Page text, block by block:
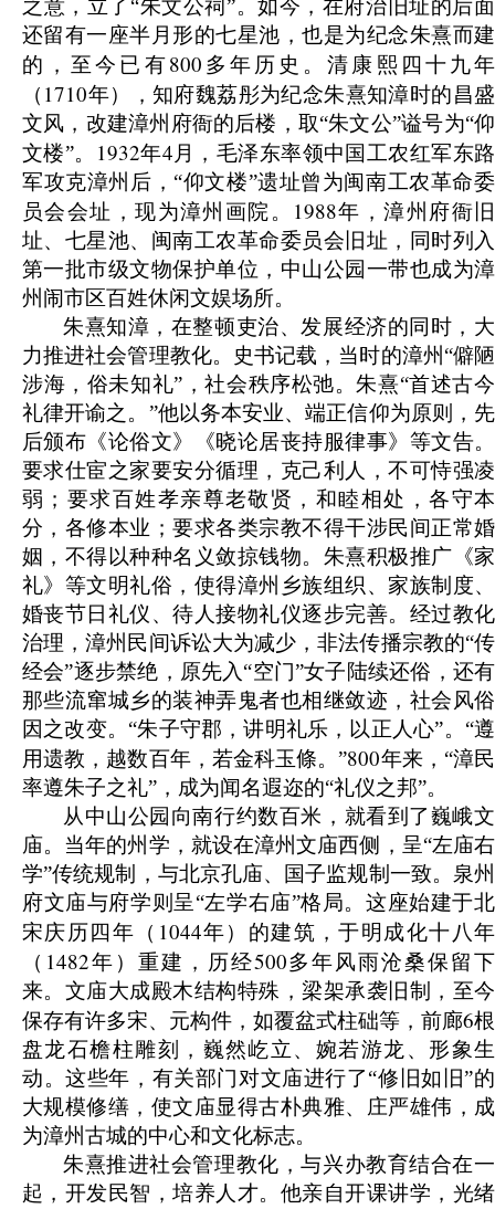
之意，立了“朱文公祠”。如今，在府治旧址的后面
还留有一座半月形的七星池，也是为纪念朱熹而建
的，至今已有800 多年历史。清康熙四十九年
（ 1710年），知府魏荔彤为纪念朱熹知漳时的昌盛
文风，改建漳州府衙的后楼，取“朱文公”谥号为“仰
文楼”。
1932年4 月，毛泽东率领中国工农红军东路
军攻克漳州后，“仰文楼”遗址曾为闽南工农革命委
员会会址，现为漳州画院。 1988年，漳州府衙旧
址、七星池、闽南工农革命委员会旧址，同时列入
第一批市级文物保护单位，中山公园一带也成为漳
州闹市区百姓休闲文娱场所。
朱熹知漳，在整顿吏治、发展经济的同时，大
力推进社会管理教化。史书记载，当时的漳州“僻陋
涉海，俗未知礼”，社会秩序松弛。朱熹“首述古今
礼律开谕之。”他以务本安业、端正信仰为原则，先
后颁布《论俗文》《晓论居丧持服律事》等文告。
要求仕宦之家要安分循理，克己利人，不可恃强凌
弱；要求百姓孝亲尊老敬贤，和睦相处，各守本
分，各修本业；要求各类宗教不得干涉民间正常婚
姻，不得以种种名义敛掠钱物。朱熹积极推广《家
礼》等文明礼俗，使得漳州乡族组织、家族制度、
婚丧节日礼仪、待人接物礼仪逐步完善。经过教化
治理，漳州民间诉讼大为减少，非法传播宗教的“传
经会”逐步禁绝，原先入“空门”女子陆续还俗，还有
那些流窜城乡的装神弄鬼者也相继敛迹，社会风俗
因之改变。“朱子守郡，讲明礼乐，以正人心”。“遵
用遗教，越数百年，若金科玉條。”800年来，“漳民
率遵朱子之礼”，成为闻名遐迩的“礼仪之邦”。
从中山公园向南行约数百米，就看到了巍峨文
庙。当年的州学，就设在漳州文庙西侧，呈“左庙右
学”传统规制，与北京孔庙、国子监规制一致。泉州
府文庙与府学则呈“左学右庙”格局。这座始建于北
宋庆历四年（ 1044年）的建筑，于明成化十八年
（ 1482年）重建，历经500多年风雨沧桑保留下
来。文庙大成殿木结构特殊，梁架承袭旧制，至今
保存有许多宋、元构件，如覆盆式柱础等，前廊6根
盘龙石檐柱雕刻，巍然屹立、婉若游龙、形象生
动。这些年，有关部门对文庙进行了“修旧如旧”的
大规模修缮，使文庙显得古朴典雅、庄严雄伟，成
为漳州古城的中心和文化标志。
朱熹推进社会管理教化，与兴办教育结合在一
起，开发民智，培养人才。他亲自开课讲学，光绪